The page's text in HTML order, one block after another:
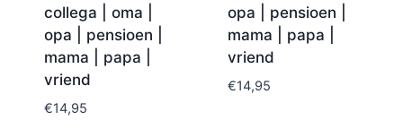
collega | oma |
opa | pensioen |
mama | papa |
vriend
€14,95
opa | pensioen |
mama | papa |
vriend
€14,95